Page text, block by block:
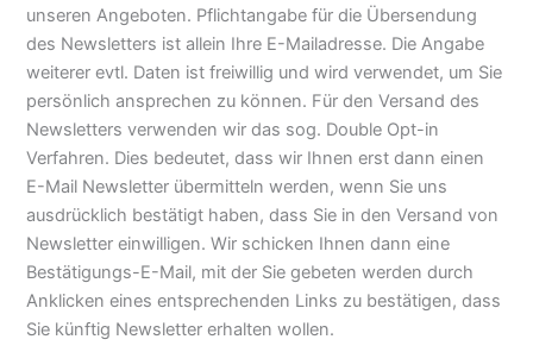
unseren Angeboten. Pflichtangabe für die Übersendung
des Newsletters ist allein Ihre E-Mailadresse. Die Angabe
weiterer evtl. Daten ist freiwillig und wird verwendet, um Sie
persönlich ansprechen zu können. Für den Versand des
Newsletters verwenden wir das sog. Double Opt-in
Verfahren. Dies bedeutet, dass wir Ihnen erst dann einen
E-Mail Newsletter übermitteln werden, wenn Sie uns
ausdrücklich bestätigt haben, dass Sie in den Versand von
Newsletter einwilligen. Wir schicken Ihnen dann eine
Bestätigungs-E-Mail, mit der Sie gebeten werden durch
Anklicken eines entsprechenden Links zu bestätigen, dass
Sie künftig Newsletter erhalten wollen.